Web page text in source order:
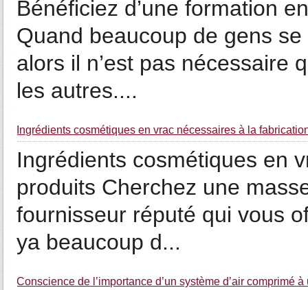
Bénéficiez d’une formation
Quand beaucoup de gens
alors il n’est pas nécessaire
les autres....
Ingrédients cosmétiques en vrac nécessaires à la
Ingrédients cosmétiques en
produits Cherchez une
fournisseur réputé qui vous
ya beaucoup d...
Conscience de l’importance d’un système d’air comprimé